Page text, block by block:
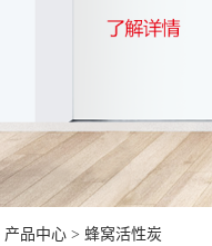
产品中心 > 蜂窝活性炭